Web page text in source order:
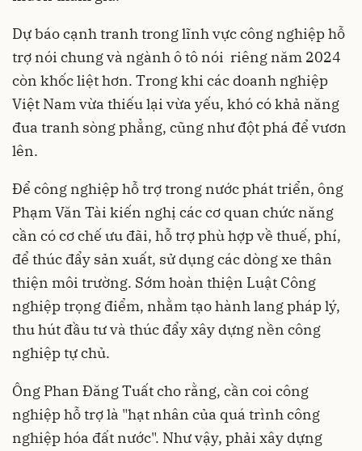
Dự báo cạnh tranh trong lĩnh vực công nghiệp hỗ
trợ nói chung và ngành ô tô nói riêng năm 2024
còn khốc liệt hơn. Trong khi các doanh nghiệp
Việt Nam vừa thiếu lại vừa yếu, khó có khả năng
đua tranh sòng phẳng, cũng như đột phá để vươn
lên.
Để công nghiệp hỗ trợtrong nước phát triển, ông
Phạm Văn Tài kiến nghị các cơ quan chức năng
cần có cơ chế ưu đãi, hỗ trợ phù hợp về thuế, phí,
để thúc đẩy sản xuất, sử dụng các dòng xe thân
thiện môi trường. Sớm hoàn thiện Luật Công
nghiệp trọng điểm, nhằm tạo hành lang pháp lý,
thu hút đầu tư và thúc đẩy xây dựng nền công
nghiệp tự chủ.
Ông Phan Đăng Tuất cho rằng, cần coi công
nghiệp hỗ trợ là "hạt nhân của quá trình công
nghiệp hóa đất nước". Như vậy, phải xây dựng